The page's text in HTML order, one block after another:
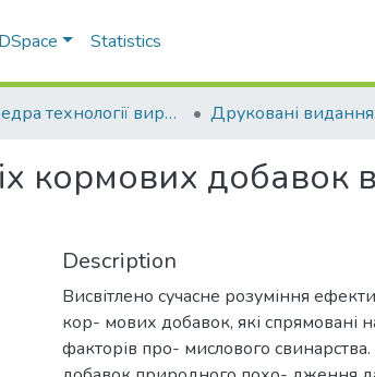
Statistics
Кафедра технології виробництва продукції тваринництва
кормових
Description
Висвітлено сучасне розуміння
кор- мових добавок, які спрямовані
факторів про- мислового